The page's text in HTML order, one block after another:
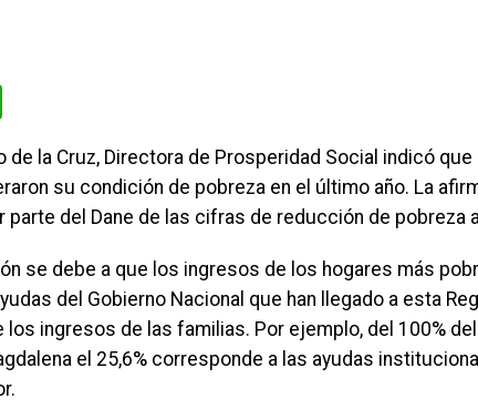
de la Cruz, Directora de Prosperidad Social indicó que
su condición de pobreza en el último año. La
parte del Dane de las cifras de reducción de pobreza
se debe a que los ingresos de los hogares más
del Gobierno Nacional que han llegado a esta
los ingresos de las familias. Por ejemplo, del 100%
el 25,6% corresponde a las ayudas